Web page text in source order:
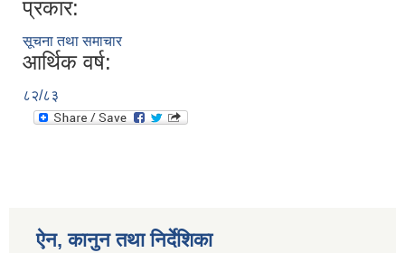
प्रकार:
सूचना तथा समाचार
आर्थिक वर्ष:
८२/८३
ऐन, कानुन तथा निर्देशिका